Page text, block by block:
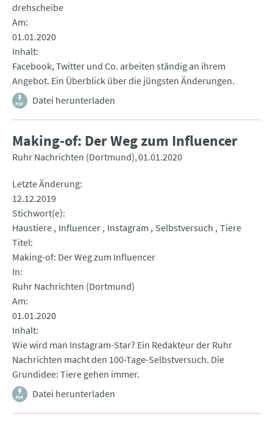
drehscheibe
Am
01.01.2020
Inhalt
Facebook, Twitter und Co. arbeiten ständig an ihrem
Angebot. Ein Überblick über die jüngsten Änderungen.
Datei herunterladen
Making-of: Der Weg zum Influencer
Ruhr Nachrichten (Dortmund) 01.01.2020
Letzte Änderung
12.12.2019
Stichwort(e)
Haustiere Influencer Instagram Selbstversuch Tiere
Titel
Making-of: Der Weg zum Influencer
In
Ruhr Nachrichten (Dortmund)
Am
01.01.2020
Inhalt
Wie wird man Instagram-Star? Ein Redakteur der Ruhr
Nachrichten macht den 100-Tage-Selbstversuch. Die
Grundidee: Tiere gehen immer.
Datei herunterladen